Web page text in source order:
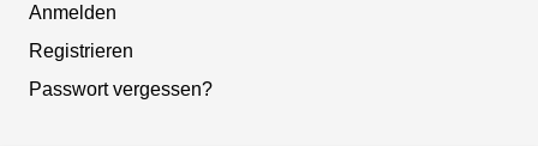
Anmelden
Registrieren
Passwort vergessen?